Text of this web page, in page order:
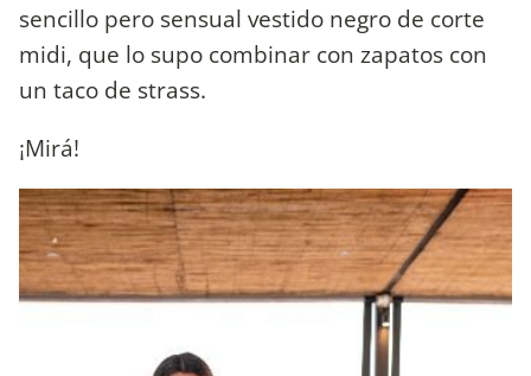
sencillo pero sensual vestido negro de corte
midi, que lo supo combinar con zapatos con
un taco de strass.
¡Mirá!